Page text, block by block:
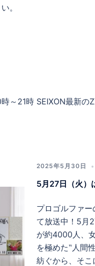
。
21時 SEIXON最新の
2025年5月30日
5月27日（火）
プロゴルファ
て放送中！5月
が約4000人、
を極めた‟人間
紡ぐから、そ